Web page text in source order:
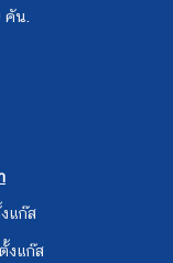
คัน.
แก๊ส
งแก๊ส